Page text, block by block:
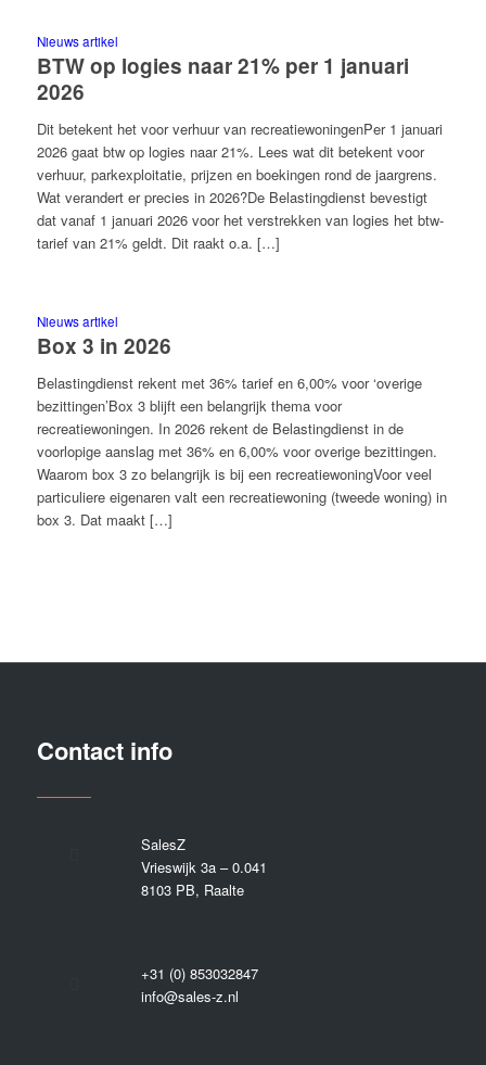
Nieuws artikel
BTW op logies naar 21% per 1 januari
2026
Dit betekent het voor verhuur van recreatiewoningenPer 1 januari
2026 gaat btw op logies naar 21%. Lees wat dit betekent voor
verhuur, parkexploitatie, prijzen en boekingen rond de jaargrens.
Wat verandert er precies in 2026?De Belastingdienst bevestigt
dat vanaf 1 januari 2026 voor het verstrekken van logies het btw-
tarief van 21% geldt. Dit raakt o.a. […]
Nieuws artikel
Box 3 in 2026
Belastingdienst rekent met 36% tarief en 6,00% voor ‘overige
bezittingen’Box 3 blijft een belangrijk thema voor
recreatiewoningen. In 2026 rekent de Belastingdienst in de
voorlopige aanslag met 36% en 6,00% voor overige bezittingen.
Waarom box 3 zo belangrijk is bij een recreatiewoningVoor veel
particuliere eigenaren valt een recreatiewoning (tweede woning) in
box 3. Dat maakt […]
Contact info
SalesZ
Vrieswijk 3a – 0.041
8103 PB, Raalte
+31 (0) 853032847
info@sales-z.nl